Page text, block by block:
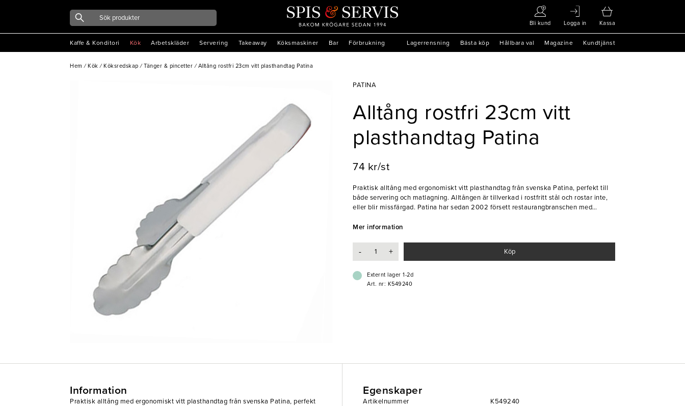
Bli kund Logga in Kassa
Kaffe & Konditori Kök Arbetskläder Servering Takeaway Köksmaskiner Bar Förbrukning Lagerrensning Bästa köp Hållbara val Magazine Kundtjänst
Hem / Kök / Köksredskap / Tänger & pincetter / Alltång rostfri 23cm vitt plasthandtag Patina
PATINA
Alltång rostfri 23cm vitt
plasthandtag Patina
74 kr/st
Praktisk alltång med ergonomiskt vitt plasthandtag från svenska Patina, perfekt till
både servering och matlagning. Alltången är tillverkad i rostfritt stål och rostar inte,
eller blir missfärgad. Patina har sedan 2002 försett restaurangbranschen med
och kokkärl, men kom sedermera att leverera ett brett, och komplett sortiment av
Mer information
- + Köp
Externt lager 1-2d
Art. nr: K549240
Information
Praktisk alltång med ergonomiskt vitt plasthandtag från svenska Patina, perfekt
Egenskaper
Artikelnummer
K549240